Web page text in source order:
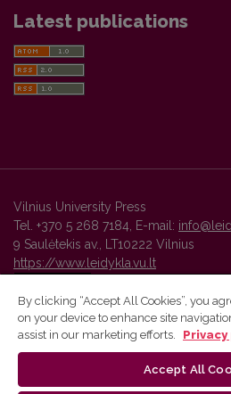
Latest publications
Vilnius University Press
Tel. +370 5 268 7184, E-mail:
9 Saulėtekis av., LT10222 Vilnius
https://www.leidykla.vu.lt
Vilnius University Press platform and
By clicking “Accept All Cookies”, you
on your device to enhance site
assist in our marketing efforts.
Accept All